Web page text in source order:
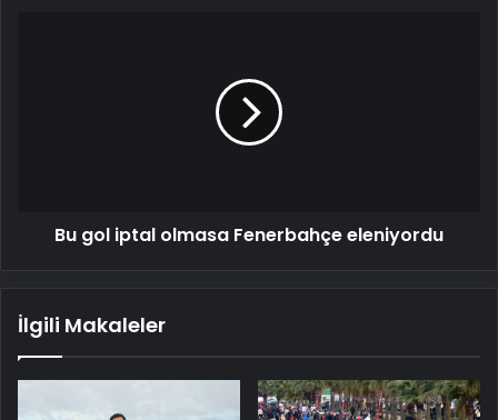
Bu gol iptal olmasa Fenerbahçe eleniyordu
İlgili Makaleler